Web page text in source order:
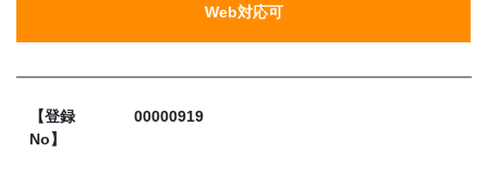
Web対応可
【登録
No】
00000919